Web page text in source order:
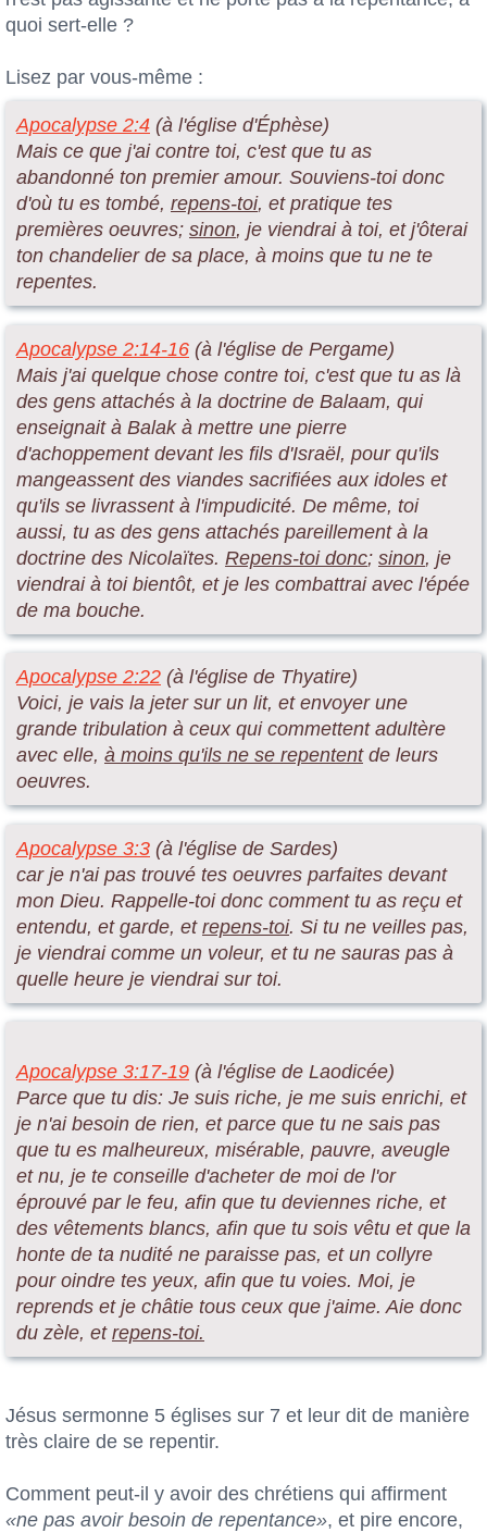
quoi sert-elle ?
Lisez par vous-même :
Apocalypse 2:4 (à l'église d'Éphèse)
Mais ce que j'ai contre toi, c'est que tu as
abandonné ton premier amour. Souviens-toi donc
d'où tu es tombé, repens-toi, et pratique tes
premières oeuvres; sinon, je viendrai à toi, et j'ôterai
ton chandelier de sa place, à moins que tu ne te
repentes.
Apocalypse 2:14-16 (à l'église de Pergame)
Mais j'ai quelque chose contre toi, c'est que tu as là
des gens attachés à la doctrine de Balaam, qui
enseignait à Balak à mettre une pierre
d'achoppement devant les fils d'Israël, pour qu'ils
mangeassent des viandes sacrifiées aux idoles et
qu'ils se livrassent à l'impudicité. De même, toi
aussi, tu as des gens attachés pareillement à la
doctrine des Nicolaïtes. Repens-toi donc; sinon, je
viendrai à toi bientôt, et je les combattrai avec l'épée
de ma bouche.
Apocalypse 2:22 (à l'église de Thyatire)
Voici, je vais la jeter sur un lit, et envoyer une
grande tribulation à ceux qui commettent adultère
avec elle, à moins qu'ils ne se repententde leurs
oeuvres.
Apocalypse 3:3 (à l'église de Sardes)
car je n'ai pas trouvé tes oeuvres parfaites devant
mon Dieu. Rappelle-toi donc comment tu as reçu et
entendu, et garde, et repens-toi. Si tu ne veilles pas,
je viendrai comme un voleur, et tu ne sauras pas à
quelle heure je viendrai sur toi.
Apocalypse 3:17-19 (à l'église de Laodicée)
Parce que tu dis: Je suis riche, je me suis enrichi, et
je n'ai besoin de rien, et parce que tu ne sais pas
que tu es malheureux, misérable, pauvre, aveugle
et nu, je te conseille d'acheter de moi de l'or
éprouvé par le feu, afin que tu deviennes riche, et
des vêtements blancs, afin que tu sois vêtu et que la
honte de ta nudité ne paraisse pas, et un collyre
pour oindre tes yeux, afin que tu voies. Moi, je
reprends et je châtie tous ceux que j'aime. Aie donc
du zèle, et repens-toi.
Jésus sermonne 5 églises sur 7 et leur dit de manière
très claire de se repentir.
Comment peut-il y avoir des chrétiens qui affirment
«ne pas avoir besoin de repentance», et pire encore,